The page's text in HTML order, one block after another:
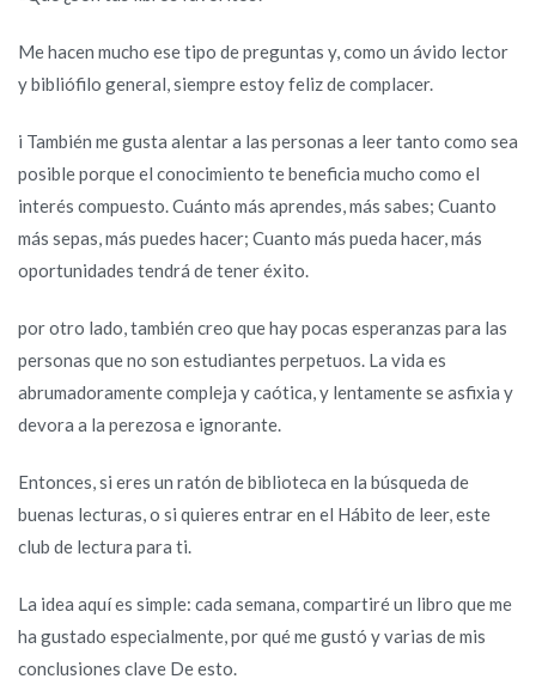
Me hacen mucho ese tipo de preguntas y, como un ávido lector
y bibliófilo general, siempre estoy feliz de complacer.
i También me gusta alentar a las personas a leer tanto como sea
posible porque el conocimiento te beneficia mucho como el
interés compuesto. Cuánto más aprendes, más sabes; Cuanto
más sepas, más puedes hacer; Cuanto más pueda hacer, más
oportunidades tendrá de tener éxito.
por otro lado, también creo que hay pocas esperanzas para las
personas que no son estudiantes perpetuos. La vida es
abrumadoramente compleja y caótica, y lentamente se asfixia y
devora a la perezosa e ignorante.
Entonces, si eres un ratón de biblioteca en la búsqueda de
buenas lecturas, o si quieres entrar en el Hábito de leer, este
club de lectura para ti.
La idea aquí es simple: cada semana, compartiré un libro que me
ha gustado especialmente, por qué me gustó y varias de mis
conclusiones clave De esto.